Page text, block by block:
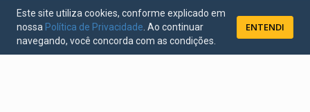
Este site utiliza cookies, conforme explicado em
nossa Política de Privacidade . Ao continuar
navegando, você concorda com as condições.
ENTENDI